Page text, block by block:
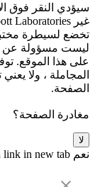
سيؤدي النقر فوق
تخضع لسيطرة
ليست مسؤولة عن
على هذا الموقع.
المجاملة ، ولا
الصفحة.
مغادرة الصفحة؟
لا
نعم link in new tab